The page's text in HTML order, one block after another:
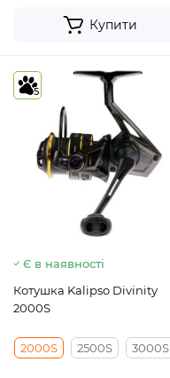
Купити
5
Є в наявності
Котушка Kalipso Divinity
2000S
2000S 2500S 3000S